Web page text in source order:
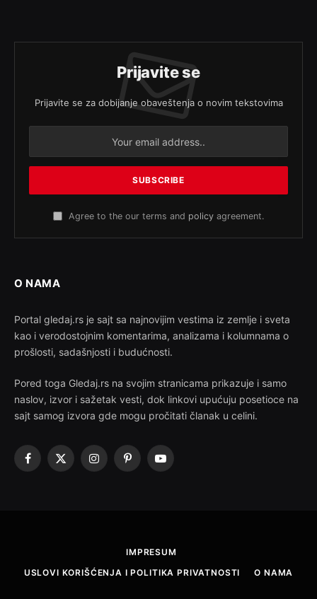
Prijavite se
Prijavite se za dobijanje obaveštenja o novim tekstovima
Agree to the our terms and policy agreement.
O NAMA
Portal gledaj.rs je sajt sa najnovijim vestima iz zemlje i sveta
kao i verodostojnim komentarima, analizama i kolumnama o
prošlosti, sadašnjosti i budućnosti.
Pored toga Gledaj.rs na svojim stranicama prikazuje i samo
naslov, izvor i sažetak vesti, dok linkovi upućuju posetioce na
sajt samog izvora gde mogu pročitati članak u celini.
Facebook
X
InstagramPinterestYouTube
IMPRESUM
USLOVI KORIŠĆENJA I POLITIKA PRIVATNOSTI
O NAMA